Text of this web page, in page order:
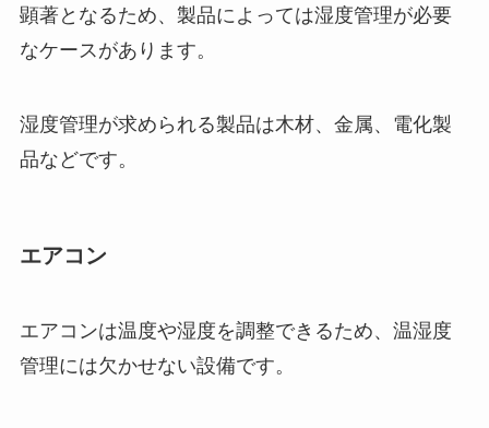
顕著となるため、製品によっては湿度管理が必要
なケースがあります。
湿度管理が求められる製品は木材、金属、電化製
品などです。
エアコン
エアコンは温度や湿度を調整できるため、温湿度
管理には欠かせない設備です。